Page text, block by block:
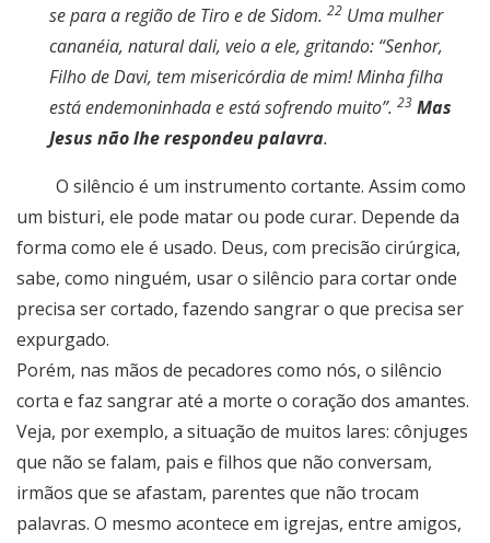
se para a região de Tiro e de Sidom. 22 Uma mulher
cananéia, natural dali, veio a ele, gritando: “Senhor,
Filho de Davi, tem misericórdia de mim! Minha filha
está endemoninhada e está sofrendo muito”. 23 Mas
Jesus não lhe respondeu palavra.
O silêncio é um instrumento cortante. Assim como
um bisturi, ele pode matar ou pode curar. Depende da
forma como ele é usado. Deus, com precisão cirúrgica,
sabe, como ninguém, usar o silêncio para cortar onde
precisa ser cortado, fazendo sangrar o que precisa ser
expurgado.
Porém, nas mãos de pecadores como nós, o silêncio
corta e faz sangrar até a morte o coração dos amantes.
Veja, por exemplo, a situação de muitos lares: cônjuges
que não se falam, pais e filhos que não conversam,
irmãos que se afastam, parentes que não trocam
palavras. O mesmo acontece em igrejas, entre amigos,